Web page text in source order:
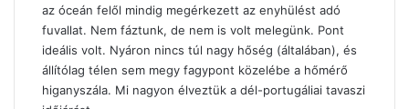
az óceán felől mindig megérkezett az enyhülést adó
fuvallat. Nem fáztunk, de nem is volt melegünk. Pont
ideális volt. Nyáron nincs túl nagy hőség (általában), és
állítólag télen sem megy fagypont közelébe a hőmérő
higanyszála. Mi nagyon élveztük a dél-portugáliai tavaszi